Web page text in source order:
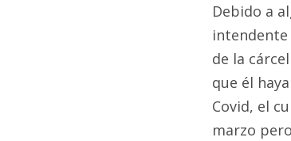
Debido a
intendente
de la
que él
Covid, el
marzo